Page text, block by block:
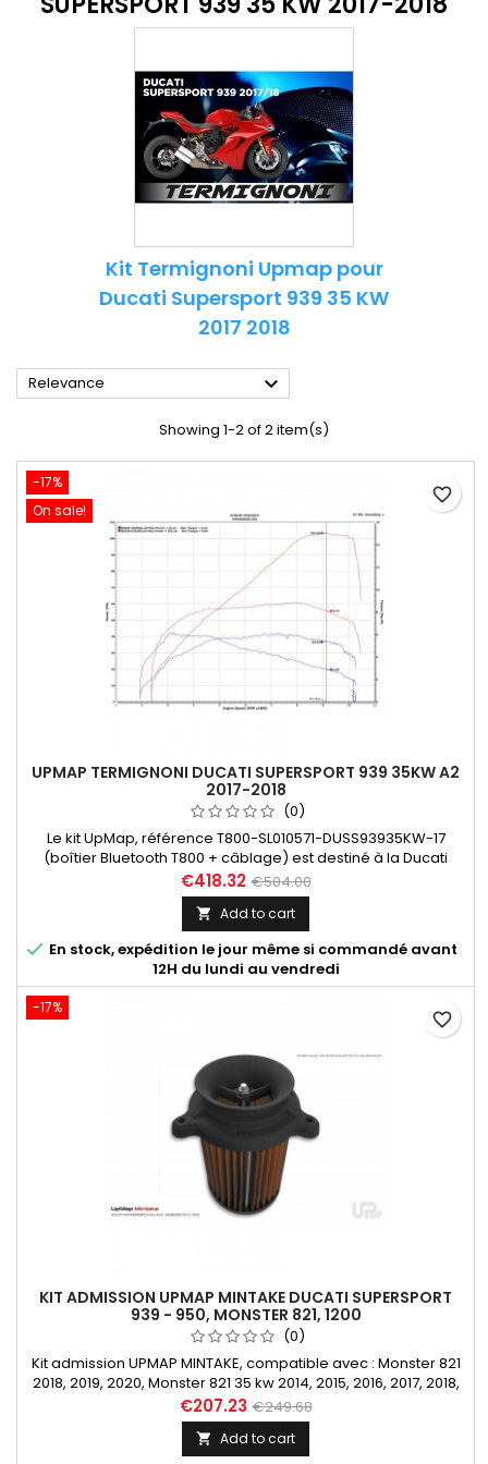
Kit Termignoni Upmap pour
Ducati Supersport 939 35 KW
2017 2018
Relevance 
Showing 1-2 of 2 item(s)
-17%
On sale!
UPMAP TERMIGNONI DUCATI SUPERSPORT 939 35KW A2
2017-2018
(0)
Le kit UpMap, référence T800-SL010571-DUSS93935KW-17
(boîtier Bluetooth T800 + câblage) est destiné à la Ducati
Supersport 939 35 KW - A2 - années 2017 et 2018. Dans "En
savoir plus", découvrez les différentes maps disponibles en
fonction des configurations.
€418.32 €504.00
 Add to cart
 En stock, expédition le jour même si commandé avant
12H du lundi au vendredi
favorite_border
-17%
KIT ADMISSION UPMAP MINTAKE DUCATI SUPERSPORT
939 - 950, MONSTER 821, 1200
(0)
Kit admission UPMAP MINTAKE, compatible avec : Monster 821
2018, 2019, 2020, Monster 821 35 kw 2014, 2015, 2016, 2017, 2018,
2019, 2020, Monster 821 70 kw 2018, Monster 1200 &amp; 1200 S
de 2014, 2015, 2016, 2017, 2018, 2019, 2020, 2021, SuperSport 939,
939 S, 939 35 kw, 939 70 kw 2017, 2018, 2019, 2020, SuperSport
€207.23 €249.68
 Add to cart
favorite_border